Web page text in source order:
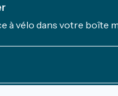
à vélo dans votre boîte